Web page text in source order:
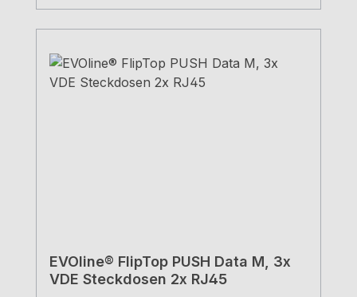
EVOline® FlipTop PUSH Data M, 3x
VDE Steckdosen 2x RJ45